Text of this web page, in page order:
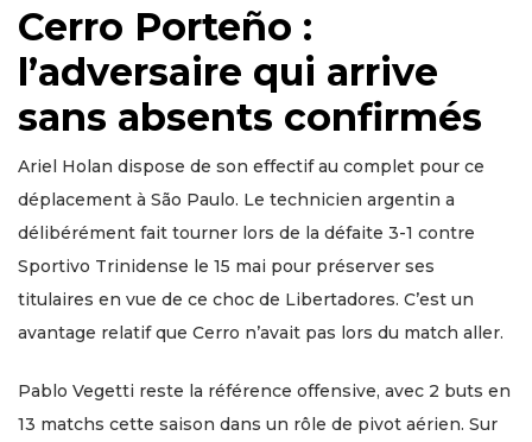
Cerro Porteño :
l’adversaire qui arrive
sans absents confirmés
Ariel Holan dispose de son effectif au complet pour ce
déplacement à São Paulo. Le technicien argentin a
délibérément fait tourner lors de la défaite 3-1 contre
Sportivo Trinidense le 15 mai pour préserver ses
titulaires en vue de ce choc de Libertadores. C’est un
avantage relatif que Cerro n’avait pas lors du match aller.
Pablo Vegetti reste la référence offensive, avec 2 buts en
13 matchs cette saison dans un rôle de pivot aérien. Sur